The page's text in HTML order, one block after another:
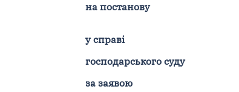
на постанову
у справі
господарського суду
за заявою